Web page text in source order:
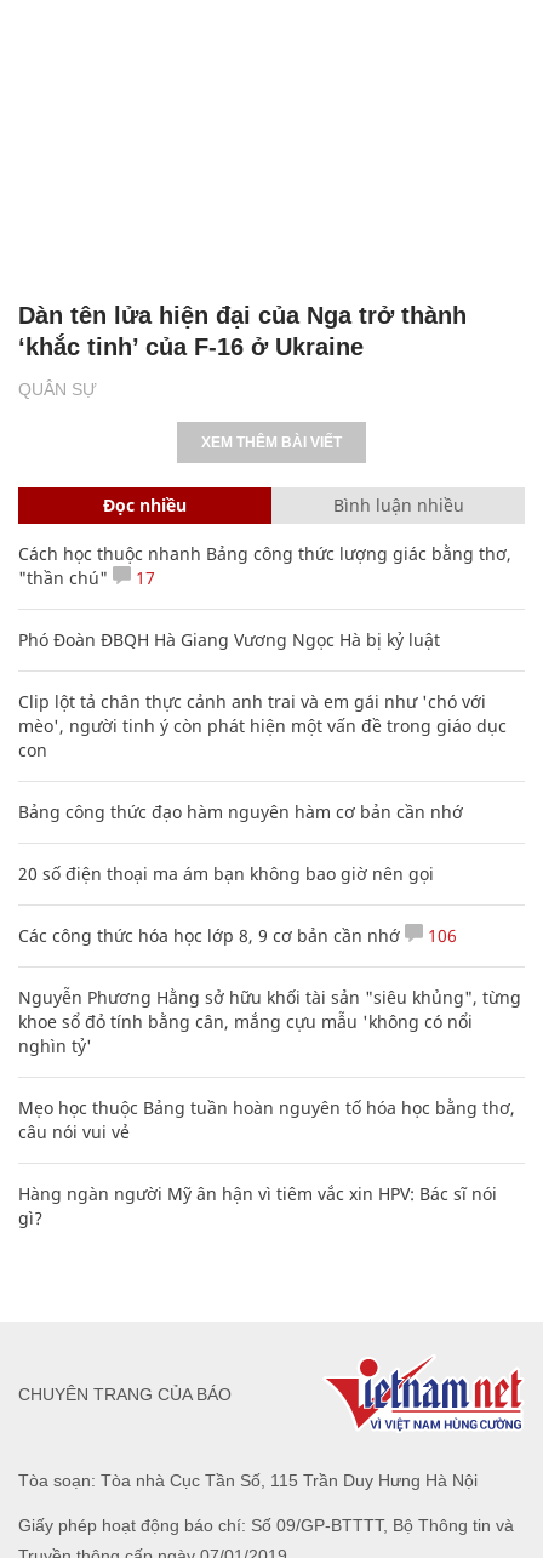
QUÂN SỰ
Dàn tên lửa hiện đại của Nga trở thành
‘khắc tinh’ của F-16 ở Ukraine
XEM THÊM BÀI VIẾT
Đọc nhiều Bình luận nhiều
Cách học thuộc nhanh Bảng công thức lượng giác bằng thơ,
"thần chú"
17
Phó Đoàn ĐBQH Hà Giang Vương Ngọc Hà bị kỷ luật
Clip lột tả chân thực cảnh anh trai và em gái như 'chó với
mèo', người tinh ý còn phát hiện một vấn đề trong giáo dục
con
Bảng công thức đạo hàm nguyên hàm cơ bản cần nhớ
20 số điện thoại ma ám bạn không bao giờ nên gọi
Các công thức hóa học lớp 8, 9 cơ bản cần nhớ 106
Nguyễn Phương Hằng sở hữu khối tài sản "siêu khủng", từng
khoe sổ đỏ tính bằng cân, mắng cựu mẫu 'không có nổi
nghìn tỷ'
Mẹo học thuộc Bảng tuần hoàn nguyên tố hóa học bằng thơ,
câu nói vui vẻ
Hàng ngàn người Mỹ ân hận vì tiêm vắc xin HPV: Bác sĩ nói
gì?
Tòa soạn: Tòa nhà Cục Tần Số, 115 Trần Duy Hưng Hà Nội
Giấy phép hoạt động báo chí: Số 09/GP-BTTTT, Bộ Thông tin và
CHUYÊN TRANG CỦA BÁO